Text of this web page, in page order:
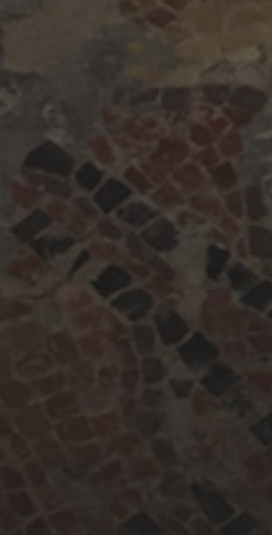
abril 2024
maig 2023
març 2023
febrer 2023